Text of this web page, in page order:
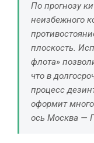
По прогнозу
неизбежного
плоскость.
флота»
что в
процесс
оформит
ось Москва —